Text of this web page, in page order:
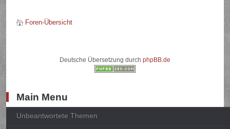
Foren-Übersicht
Deutsche Übersetzung durch phpBB.de
Main Menu
Unbeantwortete Themen